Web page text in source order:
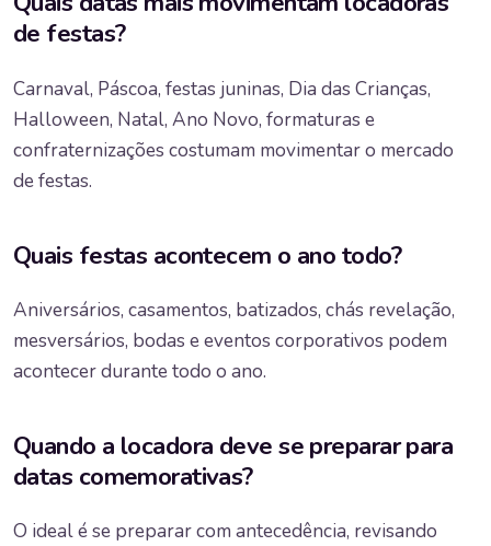
de festas?
Carnaval, Páscoa, festas juninas, Dia das Crianças,
Halloween, Natal, Ano Novo, formaturas e
confraternizações costumam movimentar o mercado
de festas.
Quais festas acontecem o ano todo?
Aniversários, casamentos, batizados, chás revelação,
mesversários, bodas e eventos corporativos podem
acontecer durante todo o ano.
Quando a locadora deve se preparar para
datas comemorativas?
O ideal é se preparar com antecedência, revisando